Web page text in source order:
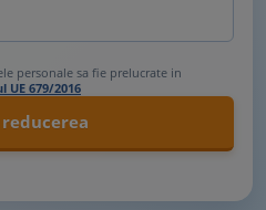
personale sa fie prelucrate in
UE 679/2016